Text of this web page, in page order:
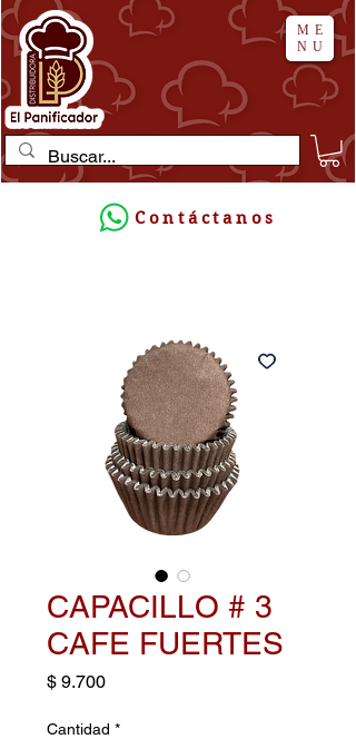
ME
NU
Contáctanos
CAPACILLO # 3
CAFE FUERTES
$ 9.700Precio
Cantidad *